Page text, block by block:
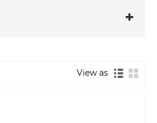
View as